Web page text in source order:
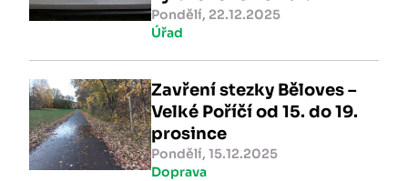
Pondělí, 22.12.2025
Úřad
Zavření stezky Běloves –
Velké Poříčí od 15. do 19.
prosince
Pondělí, 15.12.2025
Doprava